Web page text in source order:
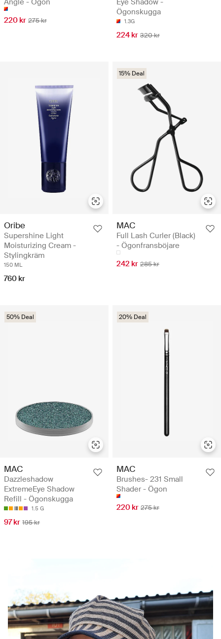
220 kr 275 kr
Ögonskugga
1.3G
224 kr 320 kr
Oribe
Supershine Light
Moisturizing Cream -
Stylingkräm
150 ML
760 kr
15% Deal
MAC
Full Lash Curler (Black)
- Ögonfransböjare
242 kr 285 kr
50% Deal
MAC
Dazzleshadow
ExtremeEye Shadow
Refill - Ögonskugga
1.5 G
97 kr 195 kr
20% Deal
MAC
Brushes- 231 Small
Shader - Ögon
220 kr 275 kr